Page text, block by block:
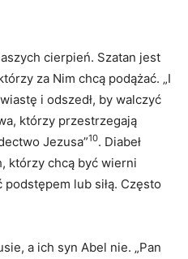
cierpień. Szatan jest
za Nim chcą podążać. „I
i odszedł, by walczyć
którzy przestrzegają
Jezusa”10. Diabeł
którzy chcą być wierni
lub siłą. Często
a ich syn Abel nie. „Pan